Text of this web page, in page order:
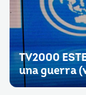
TV2000
una guerra